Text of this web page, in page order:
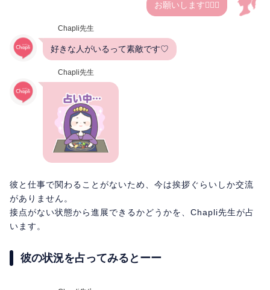
お願いします🙆🏼‍♀️
Chapli先生
好きな人がいるって素敵です♡
Chapli先生
彼と仕事で関わることがないため、今は挨拶ぐらいしか交流
がありません。
接点がない状態から進展できるかどうかを、Chapli先生が占
います。
彼の状況を占ってみるとーー